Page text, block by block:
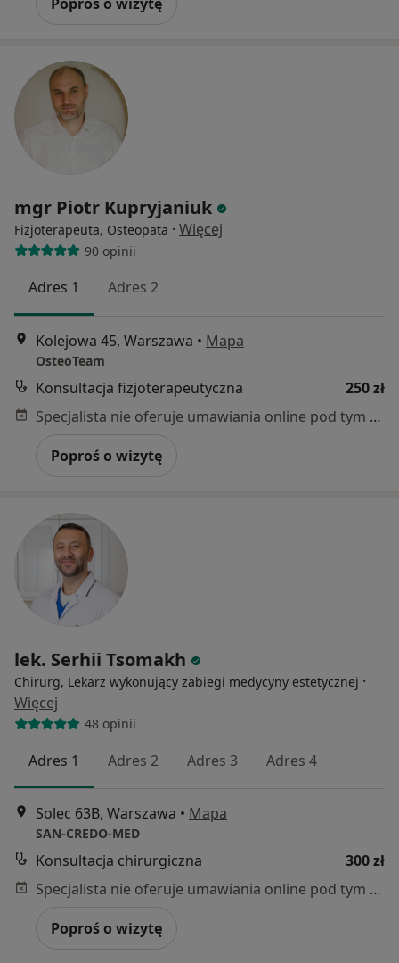
mgr Piotr Kupryjaniuk
Fizjoterapeuta, Osteopata · Więcej
90 opinii
Adres 1 Adres 2
Kolejowa 45, Warszawa • Mapa
OsteoTeam
Konsultacja fizjoterapeutyczna
250 zł
Specjalista nie oferuje umawiania online pod tym adresem.
Poproś o wizytę
lek. Serhii Tsomakh
Chirurg, Lekarz wykonujący zabiegi medycyny estetycznej ·
Więcej
48 opinii
Adres 1 Adres 2 Adres 3 Adres 4
Solec 63B, Warszawa • Mapa
SAN-CREDO-MED
Konsultacja chirurgiczna
300 zł
Specjalista nie oferuje umawiania online pod tym adresem.
Poproś o wizytę